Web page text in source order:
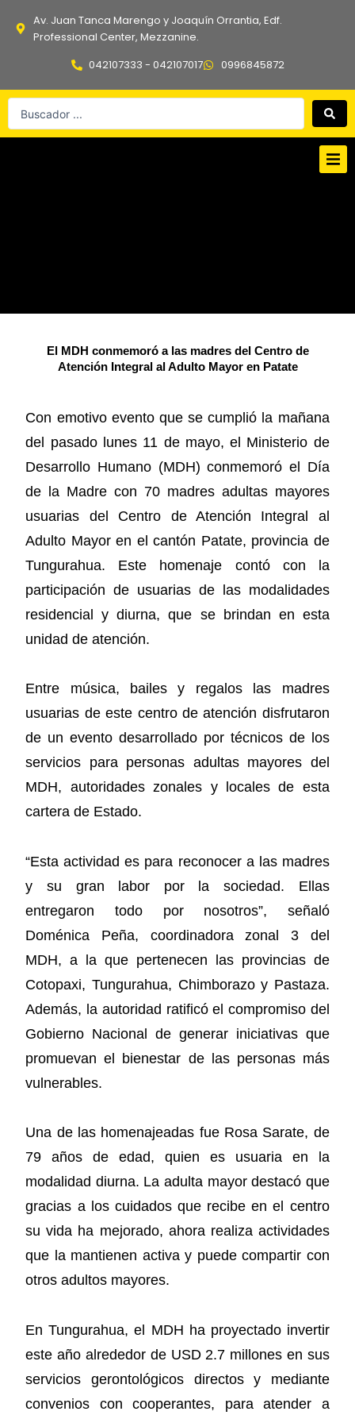
Av. Juan Tanca Marengo y Joaquín Orrantia, Edf.
Professional Center, Mezzanine.
042107333 - 042107017
0996845872
Search
El MDH conmemoró a las madres del Centro de
Atención Integral al Adulto Mayor en Patate
Con emotivo evento que se cumplió la mañana
del pasado lunes 11 de mayo, el Ministerio de
Desarrollo Humano (MDH) conmemoró el Día
de la Madre con 70 madres adultas mayores
usuarias del Centro de Atención Integral al
Adulto Mayor en el cantón Patate, provincia de
Tungurahua. Este homenaje contó con la
participación de usuarias de las modalidades
residencial y diurna, que se brindan en esta
unidad de atención.
Entre música, bailes y regalos las madres
usuarias de este centro de atención disfrutaron
de un evento desarrollado por técnicos de los
servicios para personas adultas mayores del
MDH, autoridades zonales y locales de esta
cartera de Estado.
“Esta actividad es para reconocer a las madres
y su gran labor por la sociedad. Ellas
entregaron todo por nosotros”, señaló
Doménica Peña, coordinadora zonal 3 del
MDH, a la que pertenecen las provincias de
Cotopaxi, Tungurahua, Chimborazo y Pastaza.
Además, la autoridad ratificó el compromiso del
Gobierno Nacional de generar iniciativas que
promuevan el bienestar de las personas más
vulnerables.
Una de las homenajeadas fue Rosa Sarate, de
79 años de edad, quien es usuaria en la
modalidad diurna. La adulta mayor destacó que
gracias a los cuidados que recibe en el centro
su vida ha mejorado, ahora realiza actividades
que la mantienen activa y puede compartir con
otros adultos mayores.
En Tungurahua, el MDH ha proyectado invertir
este año alrededor de USD 2.7 millones en sus
servicios gerontológicos directos y mediante
convenios con cooperantes, para atender a